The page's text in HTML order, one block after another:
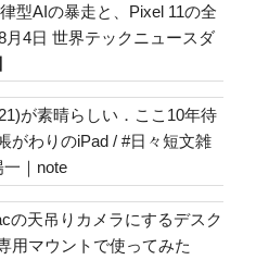
型AIの暴走と、Pixel 11の全
月4日 世界テックニュースダ
が素晴らしい．ここ10年待
がわりのiPad / #日々短文雑
｜note
の天吊りカメラにするデスク
用マウントで使ってみた